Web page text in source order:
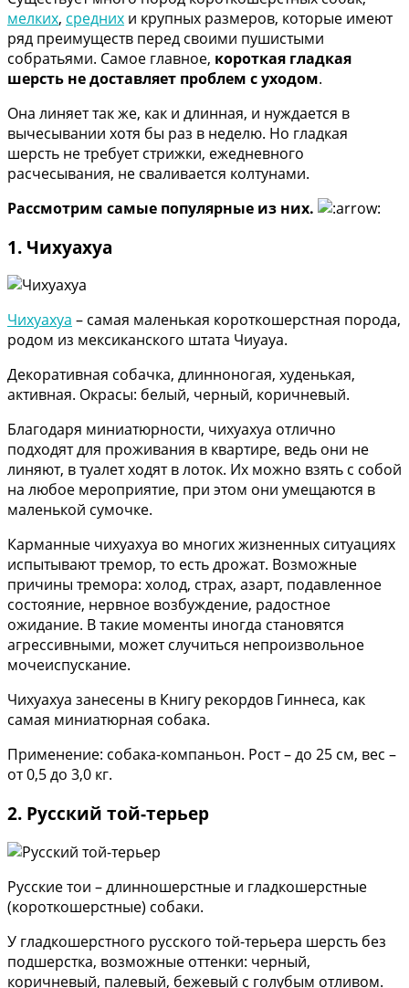
мелких, средних и крупных размеров, которые имеют
ряд преимуществ перед своими пушистыми
собратьями. Самое главное, короткая гладкая
шерсть не доставляет проблем с уходом.
Она линяет так же, как и длинная, и нуждается в
вычесывании хотя бы раз в неделю. Но гладкая
шерсть не требует стрижки, ежедневного
расчесывания, не сваливается колтунами.
Рассмотрим самые популярные из них.
1. Чихуахуа
Чихуахуа – самая маленькая короткошерстная порода,
родом из мексиканского штата Чиуауа.
Декоративная собачка, длинноногая, худенькая,
активная. Окрасы: белый, черный, коричневый.
Благодаря миниатюрности, чихуахуа отлично
подходят для проживания в квартире, ведь они не
линяют, в туалет ходят в лоток. Их можно взять с собой
на любое мероприятие, при этом они умещаются в
маленькой сумочке.
Карманные чихуахуа во многих жизненных ситуациях
испытывают тремор, то есть дрожат. Возможные
причины тремора: холод, страх, азарт, подавленное
состояние, нервное возбуждение, радостное
ожидание. В такие моменты иногда становятся
агрессивными, может случиться непроизвольное
мочеиспускание.
Чихуахуа занесены в Книгу рекордов Гиннеса, как
самая миниатюрная собака.
Применение: собака-компаньон. Рост – до 25 см, вес –
от 0,5 до 3,0 кг.
2. Русский той-терьер
Русские тои – длинношерстные и гладкошерстные
(короткошерстные) собаки.
У гладкошерстного русского той-терьера шерсть без
подшерстка, возможные оттенки: черный,
коричневый, палевый, бежевый с голубым отливом.